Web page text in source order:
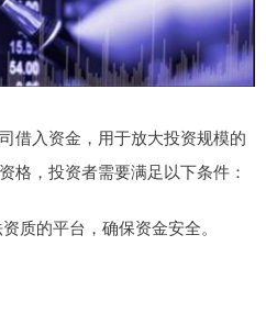
借入资金，用于放大投资规模的
格，投资者需要满足以下条件：
质的平台，确保资金安全。